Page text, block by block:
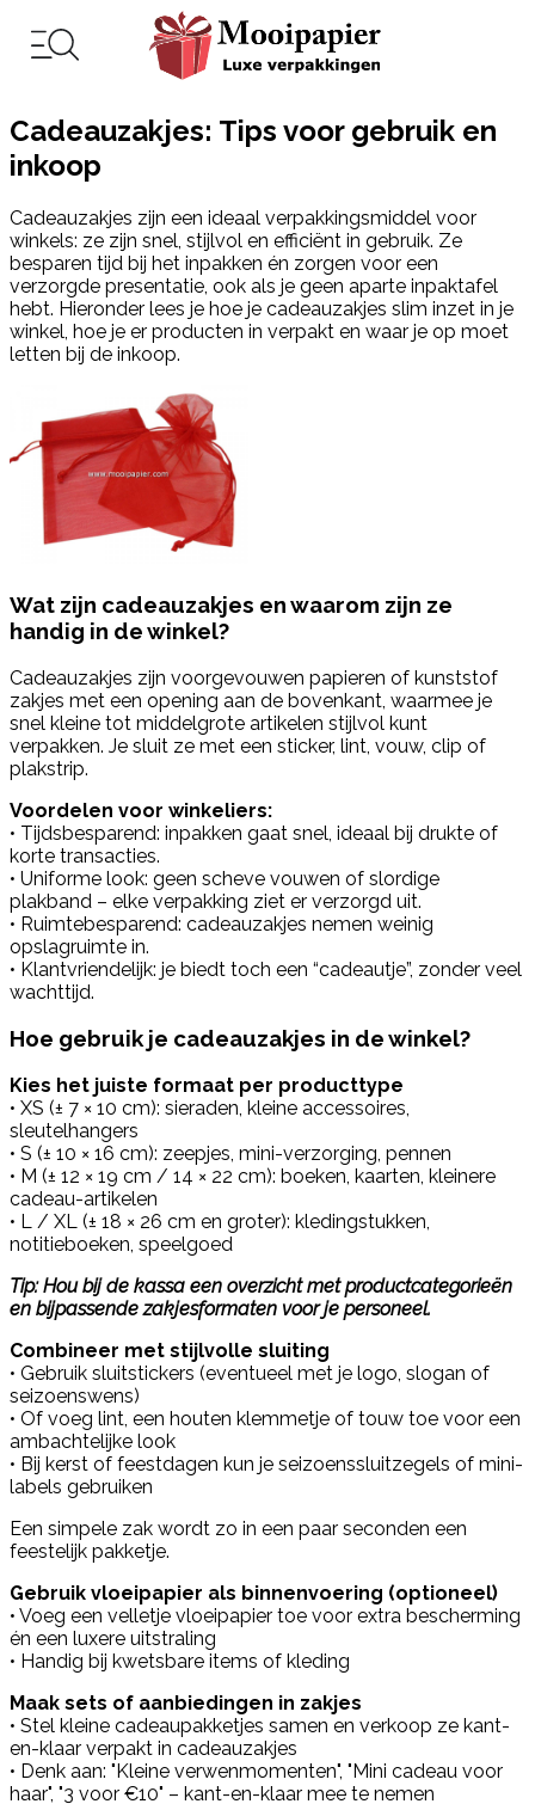
Cadeauzakjes: Tips voor gebruik en
inkoop
Cadeauzakjes zijn een ideaal verpakkingsmiddel voor
winkels: ze zijn snel, stijlvol en efficiënt in gebruik. Ze
besparen tijd bij het inpakken én zorgen voor een
verzorgde presentatie, ook als je geen aparte inpaktafel
hebt. Hieronder lees je hoe je cadeauzakjes slim inzet in je
winkel, hoe je er producten in verpakt en waar je op moet
letten bij de inkoop.
Wat zijn cadeauzakjes en waarom zijn ze
handig in de winkel?
Cadeauzakjes zijn voorgevouwen papieren of kunststof
zakjes met een opening aan de bovenkant, waarmee je
snel kleine tot middelgrote artikelen stijlvol kunt
verpakken. Je sluit ze met een sticker, lint, vouw, clip of
plakstrip.
Voordelen voor winkeliers:
• Tijdsbesparend: inpakken gaat snel, ideaal bij drukte of
korte transacties.
• Uniforme look: geen scheve vouwen of slordige
plakband – elke verpakking ziet er verzorgd uit.
• Ruimtebesparend: cadeauzakjes nemen weinig
opslagruimte in.
• Klantvriendelijk: je biedt toch een “cadeautje”, zonder veel
wachttijd.
Hoe gebruik je cadeauzakjes in de winkel?
Kies het juiste formaat per producttype
• XS (± 7 × 10 cm): sieraden, kleine accessoires,
sleutelhangers
• S (± 10 × 16 cm): zeepjes, mini-verzorging, pennen
• M (± 12 × 19 cm / 14 × 22 cm): boeken, kaarten, kleinere
cadeau-artikelen
• L / XL (± 18 × 26 cm en groter): kledingstukken,
notitieboeken, speelgoed
Tip: Hou bij de kassa een overzicht met productcategorieën
en bijpassende zakjesformaten voor je personeel.
Combineer met stijlvolle sluiting
• Gebruik sluitstickers (eventueel met je logo, slogan of
seizoenswens)
• Of voeg lint, een houten klemmetje of touw toe voor een
ambachtelijke look
• Bij kerst of feestdagen kun je seizoenssluitzegels of mini-
labels gebruiken
Een simpele zak wordt zo in een paar seconden een
feestelijk pakketje.
Gebruik vloeipapier als binnenvoering (optioneel)
• Voeg een velletje vloeipapier toe voor extra bescherming
én een luxere uitstraling
• Handig bij kwetsbare items of kleding
Maak sets of aanbiedingen in zakjes
• Stel kleine cadeaupakketjes samen en verkoop ze kant-
en-klaar verpakt in cadeauzakjes
• Denk aan: "Kleine verwenmomenten", "Mini cadeau voor
haar", "3 voor €10" – kant-en-klaar mee te nemen